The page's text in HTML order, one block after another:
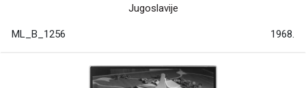
Jugoslavije
ML_B_1256 1968.